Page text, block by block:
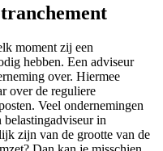
moment zij een
hebben. Een adviseur
over. Hiermee
over de reguliere
Veel ondernemingen
in
zijn van de grootte van de